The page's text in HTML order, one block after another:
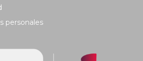
personales